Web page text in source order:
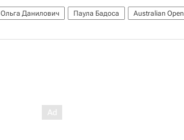
Ольга Данилович Паула Бадоса
Australian Open